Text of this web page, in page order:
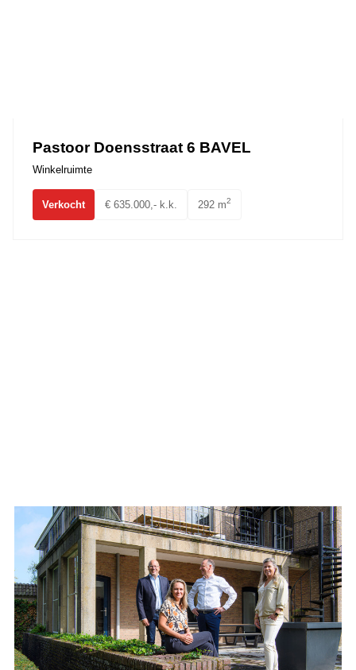
Pastoor Doensstraat 6 BAVEL
Winkelruimte
Verkocht € 635.000,- k.k. 292 m2
Aanbod van LUC
Neem de tijd om onze lijst met beschikbare object te bekijken en
aarzel niet om contact met ons op te nemen als u vragen heeft, meer
informatie wilt of een bezichtiging wil plannen.
Ons team van vastgoedprofessionals staat klaar om u te helpen bij
elke stap van het proces.